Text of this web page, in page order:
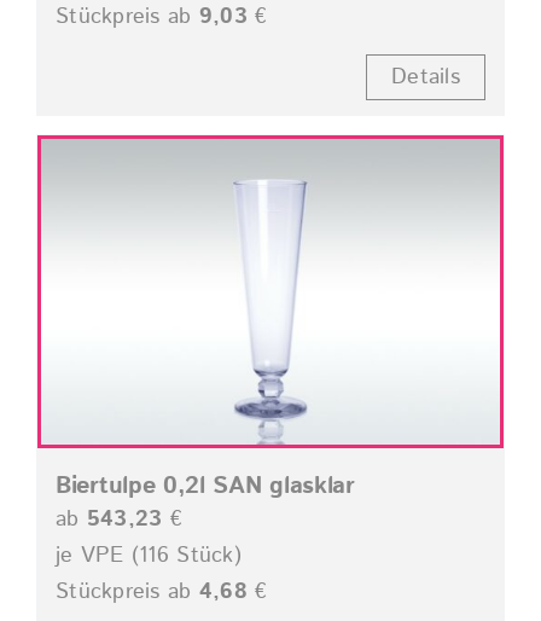
Stückpreis ab 9,03 €
Details
Biertulpe 0,2l SAN glasklar
ab 543,23 €
je VPE (116 Stück)
Stückpreis ab 4,68 €